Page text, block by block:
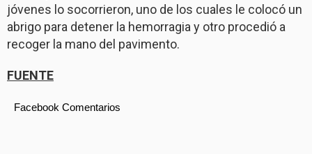
jóvenes lo socorrieron, uno de los cuales le colocó un
abrigo para detener la hemorragia y otro procedió a
recoger la mano del pavimento.
FUENTE
Facebook Comentarios